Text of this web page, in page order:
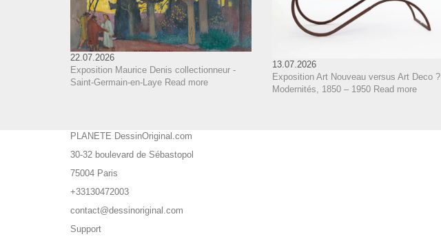
22.07.2026
Exposition Maurice Denis collectionneur -
Saint-Germain-en-Laye Read more
13.07.2026
Exposition Art Nouveau versus Art Deco ?
Modernités, 1850 – 1950 Read more
PLANETE DessinOriginal.com
30-32 boulevard de Sébastopol
75004 Paris
+33130472003
contact@dessinoriginal.com
Support